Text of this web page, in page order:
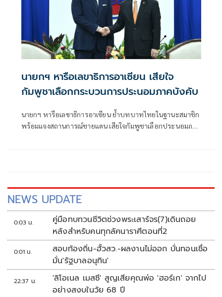
นายกฯ หารือเลขาธิการอาเซียน เสียใจ
กัมพูชาเลือกกระบวนการประนอมภาคบังคับ
นายกฯ หารือเลขาธิการอาเซียน ย้ำบทบาทไทยในฐานะสมาชิก
พร้อมแจงสถานการณ์ชายแดน เสียใจกัมพูชาเลือกประนอมภาค
NEWS UPDATE
0:03 น.
คู่มือทบทวนชีวิตช่วงพระเสาร์จร(7)เดินถอย
หลังสำหรับคนทุกลัคนาราศีตอนที่2
0:01 น.
สอบท้องถิ่น-ฮั้วสว.-ผลงานไม่ออก บั่นทอนเชื่อ
มั่น'รัฐบาลอนุทิน'
22:37 น.
'ลิโอเนล เมสซี' สูญเสียคุณพ่อ 'ฮอร์เก' จากไป
อย่างสงบในวัย 68 ปี